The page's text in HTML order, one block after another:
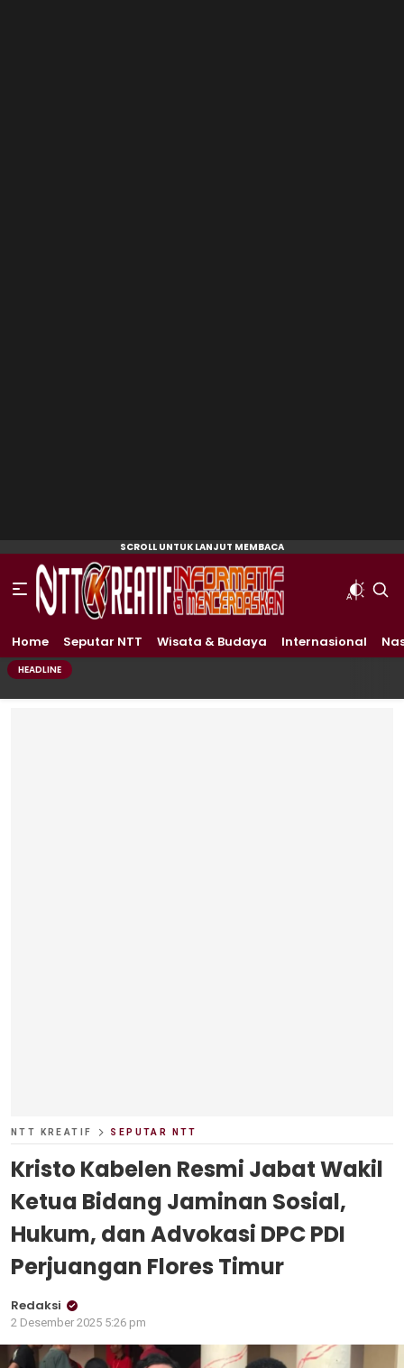
Home Seputar NTT Wisata & Budaya Internasional
HEADLINE
NTT KREATIF SEPUTAR NTT
Kristo Kabelen Resmi Jabat Wakil
Ketua Bidang Jaminan Sosial,
Hukum, dan Advokasi DPC PDI
Perjuangan Flores Timur
Redaksi
2 Desember 2025 5:26 pm